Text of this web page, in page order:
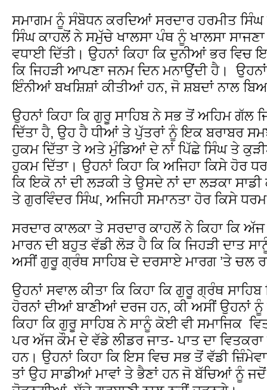
ਸਮਾਗਮ ਨੂੰ ਸੰਬੋਧਨ ਕਰਦਿਆਂ ਸਰਦਾਰ ਹਰਮੀਤ ਸਿੰਘ
ਸਿੰਘ ਕਾਹਲੋਂ ਨੇ ਸਮੁੱਚੇ ਖਾਲਸਾ ਪੰਥ ਨੂੰ ਖਾਲਸਾ
ਵਧਾਈ ਦਿੱਤੀ। ਉਹਨਾਂ ਕਿਹਾ ਕਿ ਦੁਨੀਆਂ ਭਰ
ਕਿ ਜਿਹੜੀ ਆਪਣਾ ਜਨਮ ਦਿਨ ਮਨਾਉਂਦੀ ਹੈ।
ਇੰਨੀਆਂ ਬਖਸ਼ਿਸ਼ਾਂ ਕੀਤੀਆਂ ਹਨ, ਜੋ ਸ਼ਬਦਾਂ ਨਾਲ
ਉਹਨਾਂ ਕਿਹਾ ਕਿ ਗੁਰੂ ਸਾਹਿਬ ਨੇ ਸਭ ਤੋਂ ਅਹਿਮ ਗੱਲ
ਦਿੱਤਾ ਹੈ, ਉਹ ਹੈ ਧੀਆਂ ਤੇ ਪੁੱਤਰਾਂ ਨੂੰ ਇਕ ਬਰਾਬਰ
ਹੁਕਮ ਦਿੱਤਾ ਤੇ ਅਤੇ ਮੁੰਡਿਆਂ ਦੇ ਨਾਂ ਪਿੱਛੇ ਸਿੰਘ ਤੇ
ਹੁਕਮ ਦਿੱਤਾ। ਉਹਨਾਂ ਕਿਹਾ ਕਿ ਅਜਿਹਾ ਕਿਸੇ ਹੋਰ
ਕਿ ਇਕੋ ਨਾਂ ਦੀ ਲੜਕੀ ਤੇ ਉਸਦੇ ਨਾਂ ਦਾ ਲੜਕਾ
ਤੇ ਗੁਰਵਿੰਦਰ ਸਿੰਘ, ਅਜਿਹੀ ਸਮਾਨਤਾ ਹੋਰ ਕਿਸੇ
ਸਰਦਾਰ ਕਾਲਕਾ ਤੇ ਸਰਦਾਰ ਕਾਹਲੋਂ ਨੇ ਕਿਹਾ ਕਿ
ਮਾਰਨ ਦੀ ਬਹੁਤ ਵੱਡੀ ਲੋੜ ਹੈ ਕਿ ਕਿ ਜਿਹੜੀ ਦਾਤ
ਅਸੀਂ ਗੁਰੂ ਗ੍ਰੰਥ ਸਾਹਿਬ ਦੇ ਦਰਸਾਏ ਮਾਰਗ ’ਤੇ ਚਲ
ਉਹਨਾਂ ਸਵਾਲ ਕੀਤਾ ਕਿ ਕਿਹਾ ਕਿ ਗੁਰੂ ਗ੍ਰੰਥ
ਹੋਰਨਾਂ ਦੀਆਂ ਬਾਣੀਆਂ ਦਰਜ ਹਨ, ਕੀ ਅਸੀਂ ਉਹਨਾਂ ਨੂੰ
ਕਿਹਾ ਕਿ ਗੁਰੂ ਸਾਹਿਬ ਨੇ ਸਾਨੂੰ ਕੋਈ ਵੀ ਸਮਾਜਿਕ
ਪਰ ਅੱਜ ਕੌਮ ਦੇ ਵੱਡੇ ਲੀਡਰ ਜਾਤ- ਪਾਤ ਦਾ
ਹਨ। ਉਹਨਾਂ ਕਿਹਾ ਕਿ ਇਸ ਵਿਚ ਸਭ ਤੋਂ ਵੱਡੀ
ਤਾਂ ਉਹ ਸਾਡੀਆਂ ਮਾਵਾਂ ਤੇ ਭੈਣਾਂ ਹਨ ਜੋ ਬੱਚਿਆਂ ਨੂੰ